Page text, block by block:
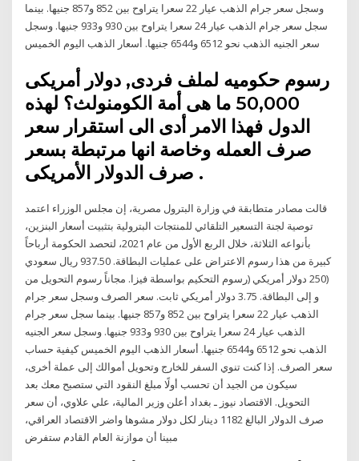
وسجل سعر جرام الذهب عيار 22 سعرا يتراوح بين 852 و857 جنيها. بينما
سجل سعر جرام الذهب عيار 24 سعرا يتراوح بين 930 و933 جنيها. وسجل
سعر الجنيه الذهب نحو 6512 و6544 جنيها. أسعار الذهب اليوم الخميس
رسوم حكوميه لملف فردى, دولار أمريكى
50,000 ما هى أمة الكومنولث؟ لهذه
الدول فهذا الامر أدى الى استقرار سعر
صرف العمله وخاصة انها مرتبطة بسعر
صرف الدولار الأمريكى .
قالت مصادر متطابقة في وزارة البترول مصرية، إن مجلس الوزراء اعتمد
توصية لجنة التسعير التلقائي للمنتجات البترولية بتثبيت أسعار البنزين،
بأنواعه الثلاثة، خلال الربع الأول من عام 2021، لتحصد الحكومة أرباحاً
كبيرة من هذا رسوم الاعتراض على عمليات البطاقة. 937.50 ريال سعودي
(250 دولار أمريكي (رسوم التحكيم بواسطة فيزا. مجاناً رسوم التحويل من
و إلى البطاقة. 3.75 دولار أمريكي ثابت. سعر الصرف وسجل سعر جرام
الذهب عيار 22 سعرا يتراوح بين 852 و857 جنيها. بينما سجل سعر جرام
الذهب عيار 24 سعرا يتراوح بين 930 و933 جنيها. وسجل سعر الجنيه
الذهب نحو 6512 و6544 جنيها. أسعار الذهب اليوم الخميس كيفية حساب
سعر الصرف. إذا كنت تنوي السفر للخارج وتحويل أموالك إلى عملة أخرى،
سيكون من الجيد أن تحسب أولًا مبلغ النقود التي ستصبح معك بعد
التحويل. الاقتصاد نيوز ـ بغداد أعلن وزير المالية، علي علاوي، أن سعر
صرف الدولار البالغ 1182 دينار لكل دولار مشوها واضر الاقتصاد العراقي،
مبينا أن موازنة العام القادم ستفرض